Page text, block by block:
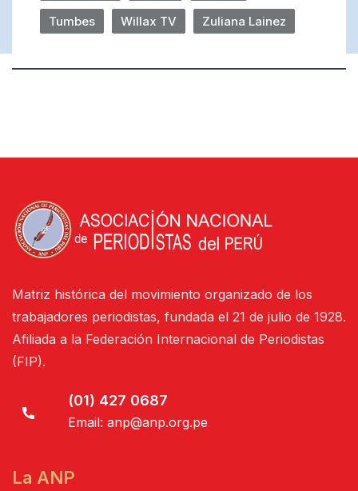
Tumbes Willax TV Zuliana Lainez
Matriz histórica del movimiento organizado de los
trabajadores periodistas, fundada el 21 de julio de 1928.
Afiliada a la Federación Internacional de Periodistas
(FIP).
(01) 427 0687
Email: anp@anp.org.pe
La ANP